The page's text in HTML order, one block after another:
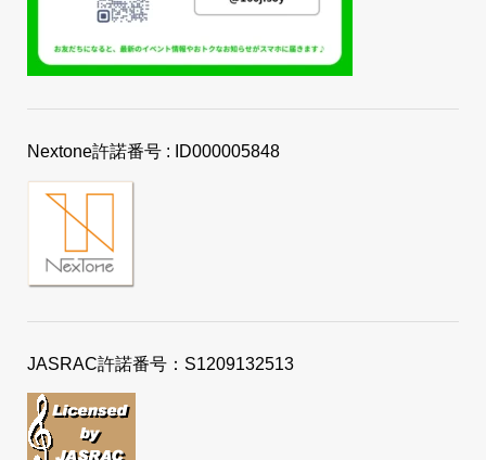
Nextone許諾番号 : ID000005848
JASRAC許諾番号：S1209132513